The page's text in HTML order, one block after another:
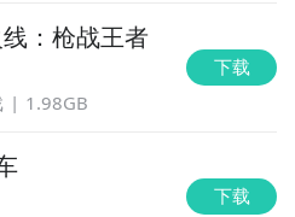
：枪战王者
1.98GB
下载
下载